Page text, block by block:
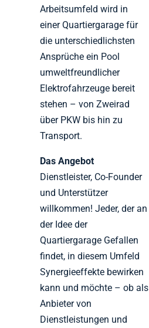
Arbeitsumfeld wird in
einer Quartiergarage für
die unterschiedlichsten
Ansprüche ein Pool
umweltfreundlicher
Elektrofahrzeuge bereit
stehen – von Zweirad
über PKW bis hin zu
Transport.
Das Angebot
Dienstleister, Co-Founder
und Unterstützer
willkommen! Jeder, der an
der Idee der
Quartiergarage Gefallen
findet, in diesem Umfeld
Synergieeffekte bewirken
kann und möchte – ob als
Anbieter von
Dienstleistungen und